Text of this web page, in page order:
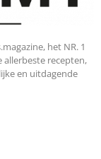
het NR. 1
allerbeste recepten,
en uitdagende